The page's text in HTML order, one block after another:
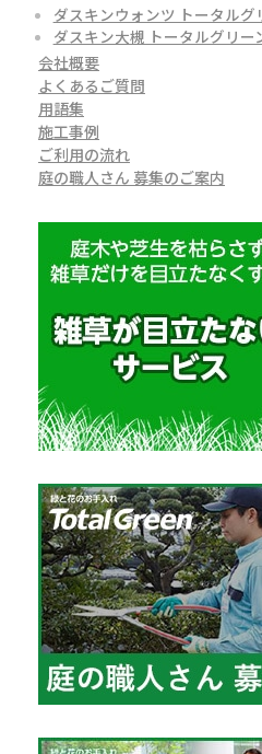
ダスキンウォンツ トータルグ
ダスキン大槻 トータルグリー
会社概要
よくあるご質問
用語集
施工事例
ご利用の流れ
庭の職人さん 募集のご案内